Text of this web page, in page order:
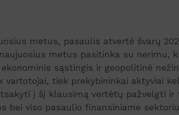
metus, pasaulis atvertė švarų
metus pasitinka su nerimu,
sąstingis ir geopolitinė
vartotojai, tiek prekybininkai aktyviai
į šį klausimą vertėtų pažvelgti ir
bei viso pasaulio finansiniame